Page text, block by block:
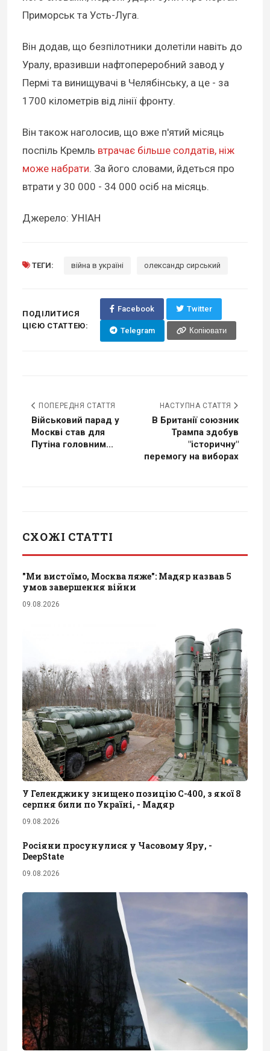
Приморськ та Усть-Луга.
Він додав, що безпілотники долетіли навіть до
Уралу, вразивши нафтопереробний завод у
Пермі та винищувачі в Челябінську, а це - за
1700 кілометрів від лінії фронту.
Він також наголосив, що вже п'ятий місяць
поспіль Кремль втрачає більше солдатів, ніж
може набрати. За його словами, йдеться про
втрати у 30 000 - 34 000 осіб на місяць.
Джерело: УНІАН
ТЕГИ: війна в україні олександр сирський
ПОДІЛИТИСЯ
ЦІЄЮ СТАТТЕЮ:
Facebook Twitter
Telegram Копіювати
ПОПЕРЕДНЯ СТАТТЯ
Військовий парад у
Москві став для
Путіна головним...
НАСТУПНА СТАТТЯ
В Британії союзник
Трампа здобув
"історичну"
перемогу на виборах
СХОЖІ СТАТТІ
"Ми вистоїмо, Москва ляже": Мадяр назвав 5
умов завершення війни
09.08.2026
У Геленджику знищено позицію С-400, з якої 8
серпня били по Україні, - Мадяр
09.08.2026
Росіяни просунулися у Часовому Яру, -
DeepState
09.08.2026